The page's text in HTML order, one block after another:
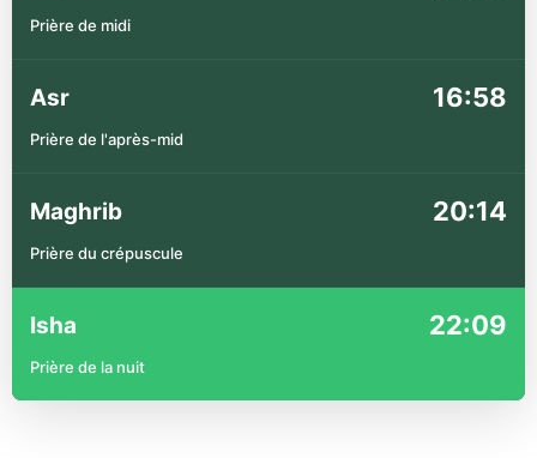
Prière de midi
Asr 16:58
Prière de l'après-mid
Maghrib 20:14
Prière du crépuscule
Isha 22:09
Prière de la nuit